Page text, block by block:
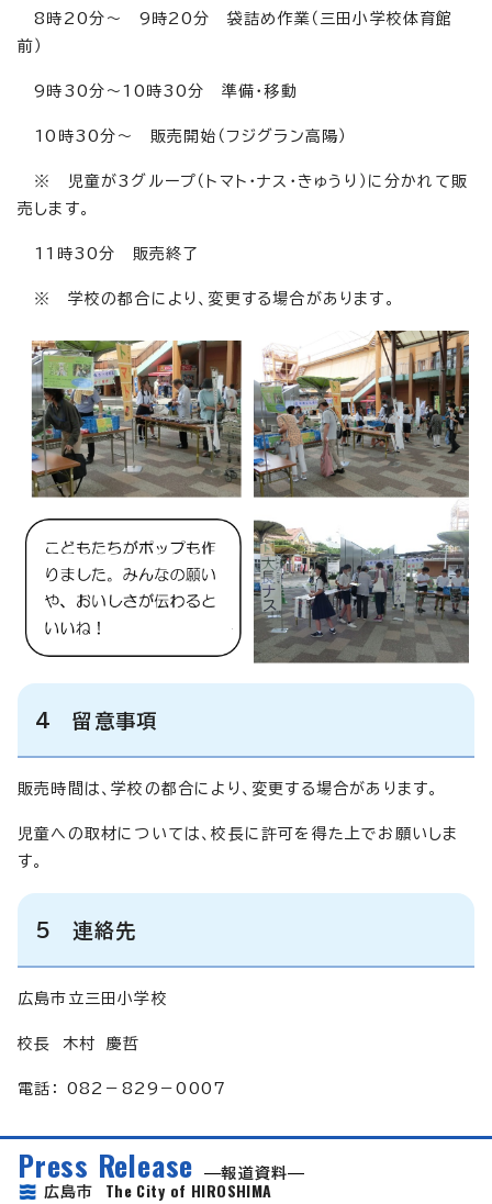
8時20分～ 9時20分 袋詰め作業（三田小学校体育館
前）
9時30分～10時30分 準備・移動
10時30分～ 販売開始（フジグラン高陽）
※ 児童が3グループ（トマト・ナス・きゅうり）に分かれて販
売します。
11時30分 販売終了
※ 学校の都合により、変更する場合があります。
4 留意事項
販売時間は、学校の都合により、変更する場合があります。
児童への取材については、校長に許可を得た上でお願いしま
す。
5 連絡先
広島市立三田小学校
校長 木村 慶哲
電話： 082－829－0007
Press Release
報道資料
広島市 The City of HIROSHIMA